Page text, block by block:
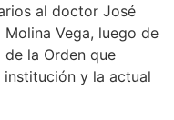
al doctor José
Vega, luego de
de la Orden que
y la actual